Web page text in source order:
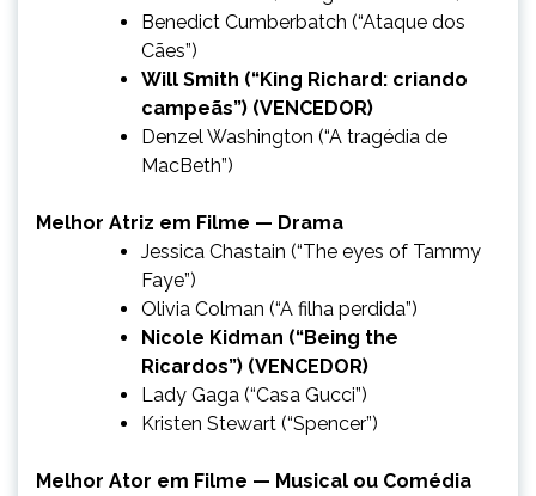
Benedict Cumberbatch (“Ataque dos
Cães”)
Will Smith (“King Richard: criando
campeãs”) (VENCEDOR)
Denzel Washington (“A tragédia de
MacBeth”)
Melhor Atriz em Filme — Drama
Jessica Chastain (“The eyes of Tammy
Faye”)
Olivia Colman (“A filha perdida”)
Nicole Kidman (“Being the
Ricardos”) (VENCEDOR)
Lady Gaga (“Casa Gucci”)
Kristen Stewart (“Spencer”)
Melhor Ator em Filme — Musical ou Comédia